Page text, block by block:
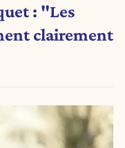
: "Les
clairement